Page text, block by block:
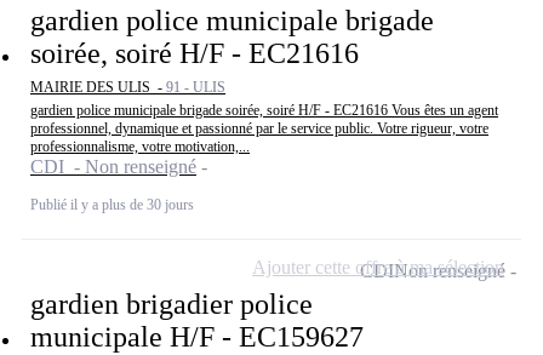
gardien police municipale brigade
soirée, soiré H/F - EC21616
MAIRIE DES ULIS - 91 - ULIS
gardien police municipale brigade soirée, soiré H/F - EC21616 Vous êtes un agent
professionnel, dynamique et passionné par le service public. Votre rigueur, votre
professionnalisme, votre motivation,...
CDI - Non renseigné
Publié il y a plus de 30 jours
gardien brigadier police
municipale H/F - EC159627
CDINon renseigné
Ajouter cette offre à ma sélection